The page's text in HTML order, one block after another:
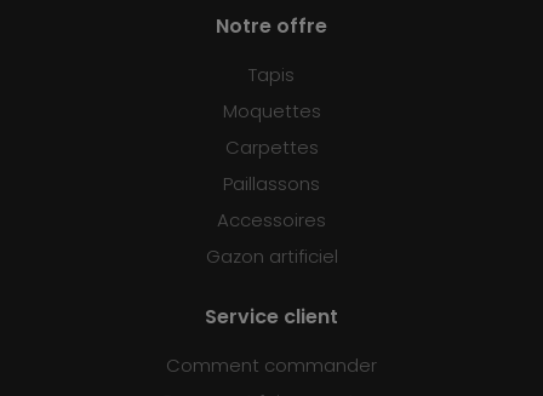
Notre offre
Tapis
Moquettes
Carpettes
Paillassons
Accessoires
Gazon artificiel
Service client
Comment commander